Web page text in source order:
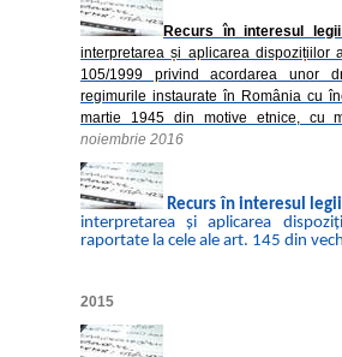
Recurs în interesul legii
interpretarea și aplicarea dispozițiilor
105/1999 privind acordarea unor
regimurile instaurate în România cu
martie 1945 din motive etnice, cu
noiembrie 2016
Recurs în interesul legii
interpretarea și aplicarea
raportate la cele ale art. 145 din
2015